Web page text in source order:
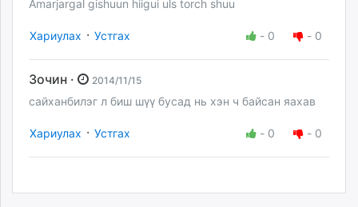
Amarjargal gishuun hiigui uls torch shuu
Хариулах · Устгах - 0 - 0
Зочин · 2014/11/15
сайханбилэг л биш шүү бусад нь хэн ч байсан яахав
Хариулах · Устгах - 0 - 0